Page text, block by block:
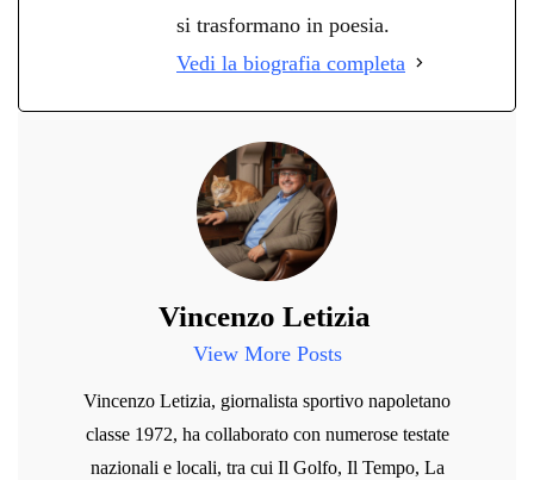
si trasformano in poesia.
Vedi la biografia completa
Vincenzo Letizia
View More Posts
Vincenzo Letizia, giornalista sportivo napoletano
classe 1972, ha collaborato con numerose testate
nazionali e locali, tra cui Il Golfo, Il Tempo, La